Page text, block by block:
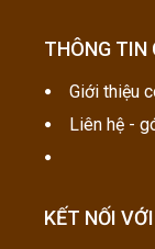
THÔNG TIN
Giới thiệu
Liên hệ -
KẾT NỐI